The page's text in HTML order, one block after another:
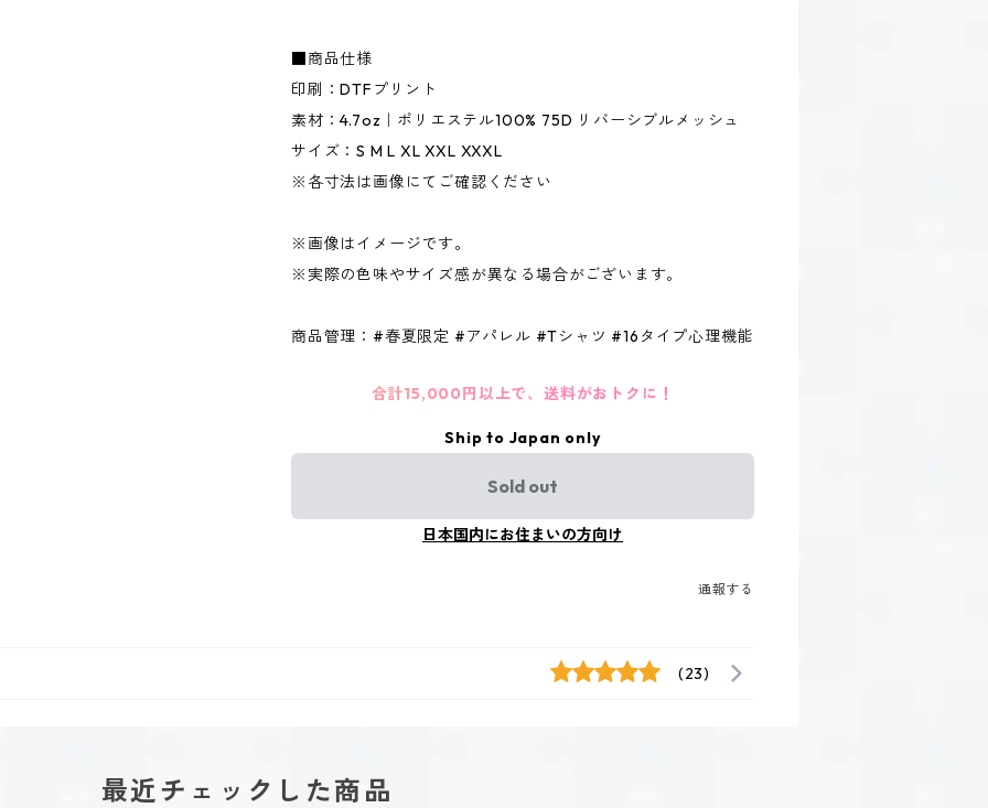
■商品仕様
印刷：DTFプリント
素材：4.7oz｜ポリエステル100% 75D リバーシブルメッシュ
サイズ：S M L XL XXL XXXL
※各寸法は画像にてご確認ください
※画像はイメージです。
※実際の色味やサイズ感が異なる場合がございます。
商品管理：#春夏限定 #アパレル #Tシャツ #16タイプ心理機能
合計15,000円以上で、送料がおトクに！
Ship to Japan only
Sold out
日本国内にお住まいの方向け
通報する
(23)
最近チェックした商品